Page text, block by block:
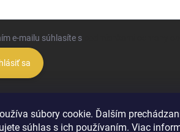
súbory cookie. Ďalším
súhlas s ich používaním. Viac
e-mailu súhlasíte s
sa